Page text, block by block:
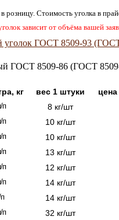
Стоимость уголка в
зависит от объёма вашей
уголок ГОСТ 8509-93
ГОСТ 8509-86 (ГОСТ
кг вес 1 штуки
п 8 кг/шт
п 10 кг/шт
п 10 кг/шт
п 13 кг/шт
п 12 кг/шт
п 14 кг/шт
14 кг/шт
п 32 кг/шт